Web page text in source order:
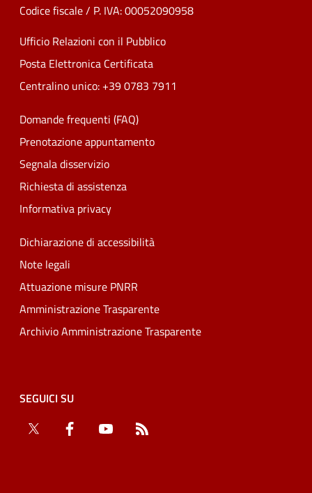
Codice fiscale / P. IVA: 00052090958
Ufficio Relazioni con il Pubblico
Posta Elettronica Certificata
Centralino unico: +39 0783 7911
Domande frequenti (FAQ)
Prenotazione appuntamento
Segnala disservizio
Richiesta di assistenza
Informativa privacy
Dichiarazione di accessibilità
Note legali
Attuazione misure PNRR
Amministrazione Trasparente
Archivio Amministrazione Trasparente
SEGUICI SU
Twitter
Facebook YouTube